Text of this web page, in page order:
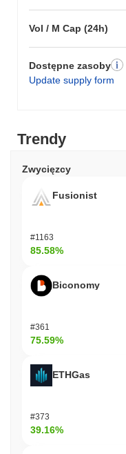
Vol / M Cap (24h)
Dostępne zasoby
Update supply form
Trendy
Zwycięzcy
Fusionist
#1163
85.58%
Biconomy
#361
75.59%
ETHGas
#373
39.16%